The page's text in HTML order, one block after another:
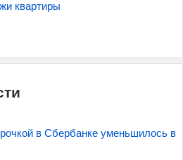
квартиры
в Сбербанке уменьшилось в